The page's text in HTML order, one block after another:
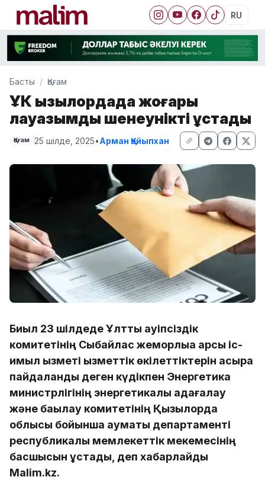
RU
Басты Қоғам
ҰҚК Қызылордада жоғары
лауазымды шенеунікті ұстады
Қоғам 25 шілде, 2025•Арман Қайыпхан
Биыл 23 шілдеде Ұлттық қауіпсіздік
комитетінің Сыбайлас жемқорлыққа қарсы іс-
қимыл қызметі қызметтік өкілеттіктерін асыра
пайдаланды деген күдікпен Энергетика
министрлігінің энергетикалық қадағалау
және бақылау комитетінің Қызылорда
облысы бойынша аумақтық департаменті
республикалық мемлекеттік мекемесінің
басшысын ұстады, деп хабарлайды
Malim.kz.